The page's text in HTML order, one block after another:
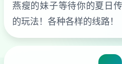
燕瘦的妹子等待你的夏日
的玩法！各种各样的线路！